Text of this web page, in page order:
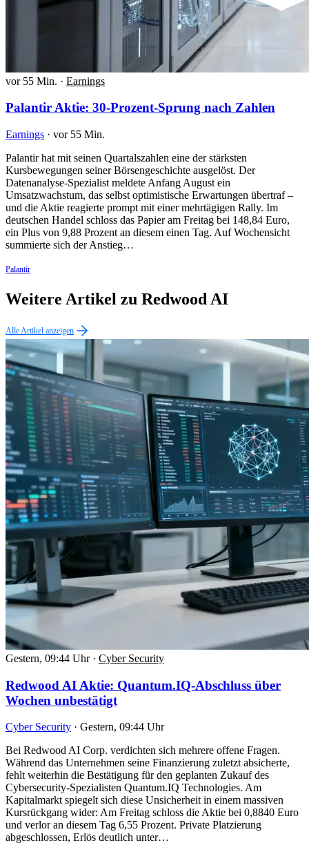
vor 55 Min. · Earnings
Palantir Aktie: 30-Prozent-Sprung nach Zahlen
Earnings · vor 55 Min.
Palantir hat mit seinen Quartalszahlen eine der stärksten
Kursbewegungen seiner Börsengeschichte ausgelöst. Der
Datenanalyse-Spezialist meldete Anfang August ein
Umsatzwachstum, das selbst optimistische Erwartungen übertraf –
und die Aktie reagierte prompt mit einer mehrtägigen Rally. Im
deutschen Handel schloss das Papier am Freitag bei 148,84 Euro,
ein Plus von 9,88 Prozent an diesem einen Tag. Auf Wochensicht
summierte sich der Anstieg…
Palantir
Weitere Artikel zu Redwood AI
Alle Artikel anzeigen
Gestern, 09:44 Uhr · Cyber Security
Redwood AI Aktie: Quantum.IQ-Abschluss über
Wochen unbestätigt
Cyber Security · Gestern, 09:44 Uhr
Bei Redwood AI Corp. verdichten sich mehrere offene Fragen.
Während das Unternehmen seine Finanzierung zuletzt absicherte,
fehlt weiterhin die Bestätigung für den geplanten Zukauf des
Cybersecurity-Spezialisten Quantum.IQ Technologies. Am
Kapitalmarkt spiegelt sich diese Unsicherheit in einem massiven
Kursrückgang wider: Am Freitag schloss die Aktie bei 0,8840 Euro
und verlor an diesem Tag 6,55 Prozent. Private Platzierung
abgeschlossen, Erlös deutlich unter…